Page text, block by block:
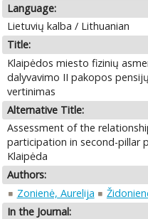
Language:
Lietuvių kalba / Lithuanian
Title:
Klaipėdos miesto fizinių
dalyvavimo II pakopos
vertinimas
Alternative Title:
Assessment of the
participation in second-pillar
Klaipėda
Authors:
Zonienė, Aurelija
In the Journal: